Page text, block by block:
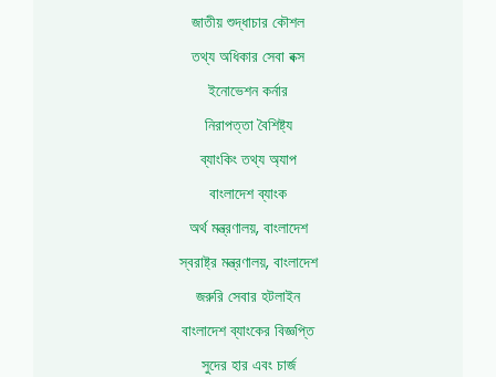
জাতীয় শুদ্ধাচার কৌশল
তথ্য অধিকার সেবা বক্স
ইনোভেশন কর্নার
নিরাপত্তা বৈশিষ্ট্য
ব্যাংকিং তথ্য অ্যাপ
বাংলাদেশ ব্যাংক
অর্থ মন্ত্রণালয়, বাংলাদেশ
স্বরাষ্ট্র মন্ত্রণালয়, বাংলাদেশ
জরুরি সেবার হটলাইন
বাংলাদেশ ব্যাংকের বিজ্ঞপ্তি
সুদের হার এবং চার্জ